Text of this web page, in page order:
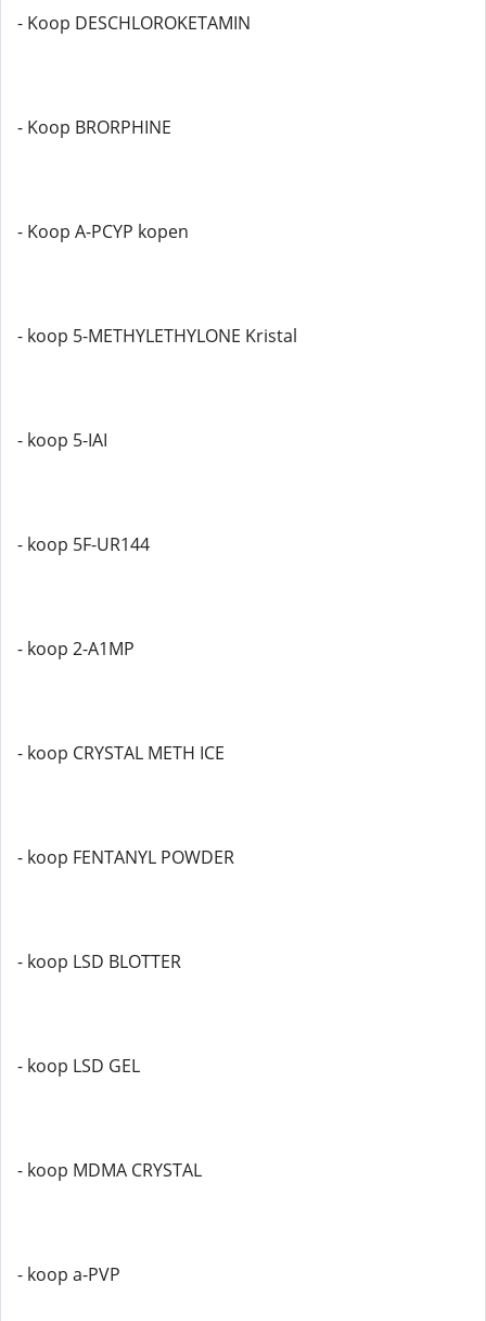
- Koop DESCHLOROKETAMIN
- Koop BRORPHINE
- Koop A-PCYP kopen
- koop 5-METHYLETHYLONE Kristal
- koop 5-IAI
- koop 5F-UR144
- koop 2-A1MP
- koop CRYSTAL METH ICE
- koop FENTANYL POWDER
- koop LSD BLOTTER
- koop LSD GEL
- koop MDMA CRYSTAL
- koop a-PVP